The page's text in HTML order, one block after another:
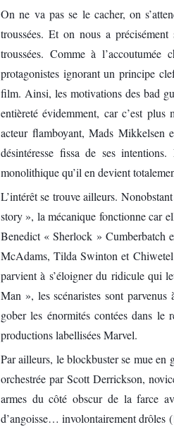
On ne va pas se le cacher, on
troussées. Et on nous a
troussées. Comme à l’accoutumée
protagonistes ignorant un principe
film. Ainsi, les motivations des bad
entièreté évidemment, car c’est
acteur flamboyant, Mads Mikkelsen
désintéresse fissa de ses
monolithique qu’il en devient
L’intérêt se trouve ailleurs.
story », la mécanique fonctionne car
Benedict « Sherlock » Cumberbatch
McAdams, Tilda Swinton et
parvient à s’éloigner du ridicule qui
Man », les scénaristes sont
gober les énormités contées dans
productions labellisées Marvel.
Par ailleurs, le blockbuster se mue en
orchestrée par Scott Derrickson,
armes du côté obscur de la farce
d’angoisse… involontairement drôles